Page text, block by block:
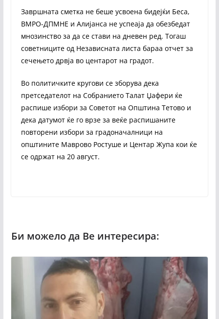
Завршната сметка не беше усвоена бидејќи Беса,
ВМРО-ДПМНЕ и Алијанса не успеаја да обезбедат
мнозинство за да се стави на дневен ред. Тогаш
советниците од Независната листа бараа отчет за
сечењето дрвја во центарот на градот.
Во политичките кругови се зборува дека
претседателот на Собранието Талат Џафери ќе
распише избори за Советот на Општина Тетово и
дека датумот ќе го врзе за веќе распишаните
повторени избори за градоначалници на
општините Маврово Ростуше и Центар Жупа кои ќе
се одржат на 20 август.